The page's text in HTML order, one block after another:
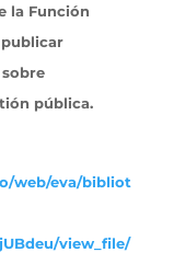
la Función
publicar
pública.
web/eva/bibliot
view_file/